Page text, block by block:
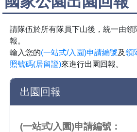
請隊伍於所有隊員下山後，統一由領
報。
輸入您的(一站式/入園)申請編號及領
照號碼(居留證)來進行出園回報。
出園回報
(一站式/入園)申請編號：